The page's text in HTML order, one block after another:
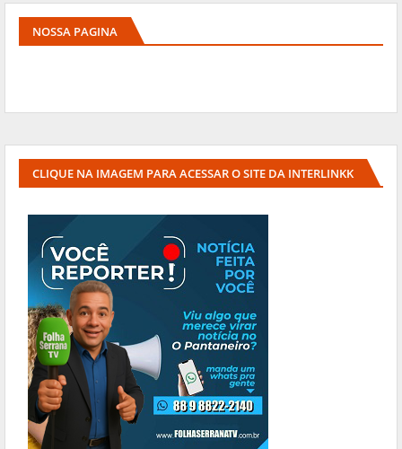
NOSSA PAGINA
CLIQUE NA IMAGEM PARA ACESSAR O SITE DA INTERLINKK